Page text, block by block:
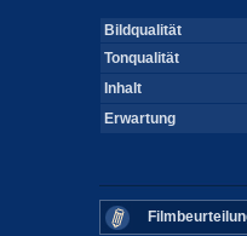
Bildqualität
Tonqualität
Inhalt
Erwartung